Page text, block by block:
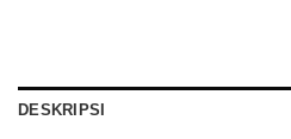
DESKRIPSI